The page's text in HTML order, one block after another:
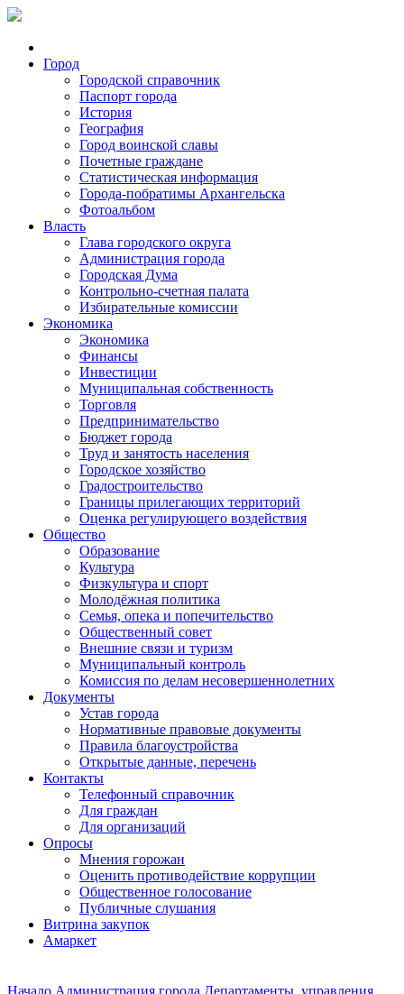
Город
Городской справочник
Паспорт города
История
География
Город воинской славы
Почетные граждане
Статистическая информация
Города-побратимы Архангельска
Фотоальбом
Власть
Глава городского округа
Администрация города
Городская Дума
Контрольно-счетная палата
Избирательные комиссии
Экономика
Экономика
Финансы
Инвестиции
Муниципальная собственность
Торговля
Предпринимательство
Бюджет города
Труд и занятость населения
Городское хозяйство
Градостроительство
Границы прилегающих территорий
Оценка регулирующего воздействия
Общество
Образование
Культура
Физкультура и спорт
Молодёжная политика
Семья, опека и попечительство
Общественный совет
Внешние связи и туризм
Муниципальный контроль
Комиссия по делам несовершеннолетних
Документы
Устав города
Нормативные правовые документы
Правила благоустройства
Открытые данные, перечень
Контакты
Телефонный справочник
Для граждан
Для организаций
Опросы
Мнения горожан
Оценить противодействие коррупции
Общественное голосование
Публичные слушания
Витрина закупок
Амаркет
Начало Администрация города Департаменты, управления,